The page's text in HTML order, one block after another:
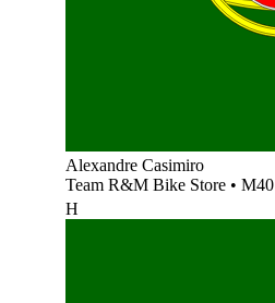
Alexandre Casimiro
Team R&M Bike Store • M40
H